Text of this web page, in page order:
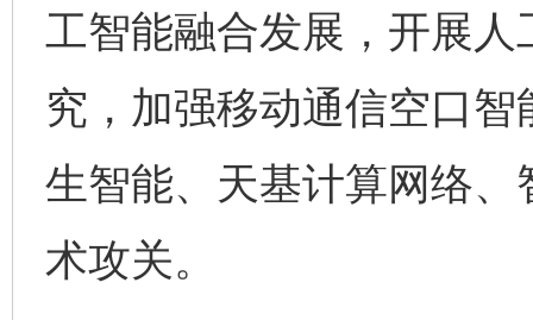
工智能融合发展，开展
究，加强移动通信空口
生智能、天基计算网络
术攻关。